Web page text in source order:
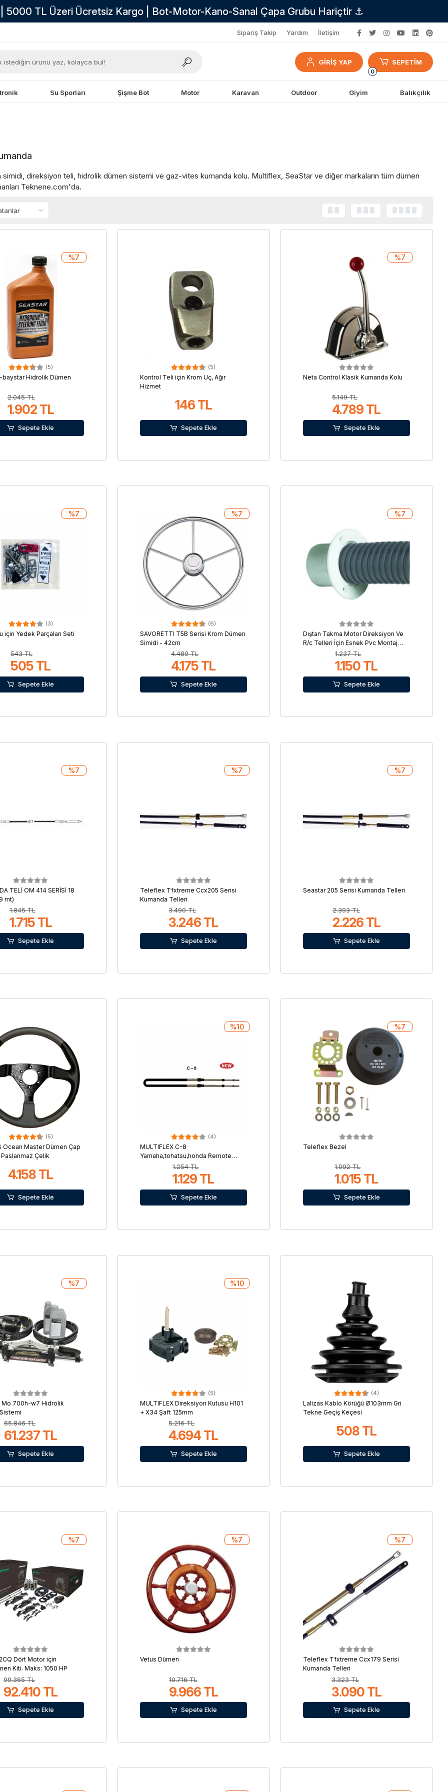
| 5000 TL Üzeri Ücretsiz Kargo | Bot-Motor-Kano-Sanal Çapa Grubu Hariçtir ⚓
Sipariş Takip Yardım İletişim
GİRİŞ YAP
0
SEPETİM
Su Sporları Şişme Bot Motor Karavan Outdoor Giyim Balıkçılık
simidi, direksiyon teli, hidrolik dümen sistemi ve gaz-vites kumanda kolu. Multiflex, SeaStar ve diğer markaların tüm dümen
Teknene.com'da.
(5)
baystar Hidrolik Dümen
2.045 TL
1.902 TL
%7
Sepete Ekle
(5)
Kontrol Teli için Krom Uç, Ağır
Hizmet
146 TL
Sepete Ekle
Neta Control Klasik Kumanda Kolu
5.149 TL
4.789 TL
%7
Sepete Ekle
(3)
için Yedek Parçaları Seti
543 TL
505 TL
%7
Sepete Ekle
(6)
SAVORETTI T5B Serisi Krom Dümen
Simidi - 42cm
4.489 TL
4.175 TL
%7
Sepete Ekle
Dıştan Takma Motor Direksiyon Ve
R/c Telleri İçin Esnek Pvc Montaj
1.237 TL
1.150 TL
%7
Sepete Ekle
TELİ OM 414 SERİSİ 18
mt)
1.845 TL
1.715 TL
%7
Sepete Ekle
Teleflex Tfxtreme Ccx205 Serisi
Kumanda Telleri
3.490 TL
3.246 TL
%7
Sepete Ekle
Seastar 205 Serisi Kumanda Telleri
2.393 TL
2.226 TL
%7
Sepete Ekle
(5)
Ocean Master Dümen Çap
Çelik
4.158 TL
Sepete Ekle
(4)
MULTIFLEX C-8
Yamaha,tohatsu,honda Remote
Control Kumanda Teli - 3 M
1.254 TL
1.129 TL
%10
Sepete Ekle
Teleflex Bezel
1.092 TL
1.015 TL
%7
Sepete Ekle
Mo 700h-w7 Hidrolik
65.846 TL
61.237 TL
%7
Sepete Ekle
(5)
MULTIFLEX Direksiyon Kutusu H101
+ X34 Şaft 125mm
5.216 TL
4.694 TL
%10
Sepete Ekle
(4)
Lalizas Kablo Körüğü Ø103mm Gri
Tekne Geçiş Keçesi
508 TL
Sepete Ekle
Dört Motor için
Kiti. Maks: 1050 HP
99.365 TL
92.410 TL
%7
Sepete Ekle
Vetus Dümen
10.716 TL
9.966 TL
%7
Sepete Ekle
Teleflex Tfxtreme Ccx179 Serisi
Kumanda Telleri
3.323 TL
3.090 TL
%7
Sepete Ekle